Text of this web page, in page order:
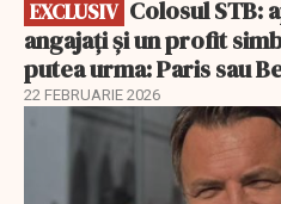
EXCLUSIV
angajați și un profit
putea urma: Paris sau
22 FEBRUARIE 2026
EXCLUSIV